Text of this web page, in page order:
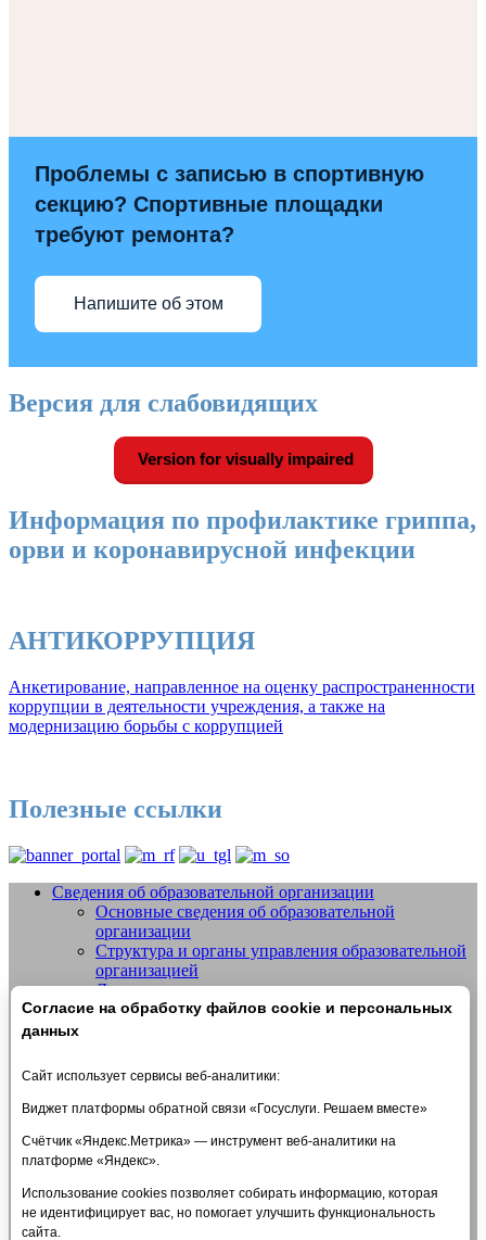
Проблемы с записью в спортивную
секцию? Спортивные площадки
требуют ремонта?
Напишите об этом
Версия для слабовидящих
Version for visually impaired
Информация по профилактике гриппа,
орви и коронавирусной инфекции
АНТИКОРРУПЦИЯ
Анкетирование, направленное на оценку распространенности
коррупции в деятельности учреждения, а также на
модернизацию борьбы с коррупцией
Полезные ссылки
Добро пожаловать на сайт МБУДО
СШОР №14 "Жигули" г.о. Тольятти
Сведения об образовательной организации
Основные сведения об образовательной
организации
Структура и органы управления образовательной
организацией
Документы
Образование
Педагогический состав
Материально-техническое обеспечение и
оснащенность образовательного процесса.
Стипендии и меры поддержки обучающихся
Платные образовательные услуги
Финансово-хозяйственная деятельность
Вакантные места для приема (перевода)
обучающихся
Согласие на обработку файлов cookie и персональных
данных
Сайт использует сервисы веб-аналитики:
Виджет платформы обратной связи «Госуслуги. Решаем вместе»
Счётчик «Яндекс.Метрика» — инструмент веб-аналитики на
платформе «Яндекс».
Использование cookies позволяет собирать информацию, которая
не идентифицирует вас, но помогает улучшить функциональность
сайта.